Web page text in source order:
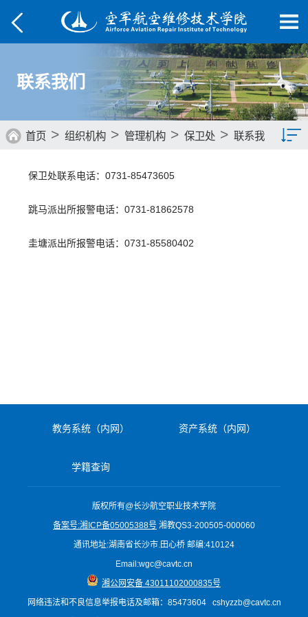
联系我们
首页 > 组织机构 > 管理机构 > 保卫处 > 联系我
教学院部
保卫处联系电话：0731-85473605
跳马派出所报警电话：0731-81862578
圭塘派出所报警电话：0731-85580402
教务系统（内网） 资产系统（内网）
学籍查询
版权所有@长沙航空职业技术学院
备案号:湘ICP备05005388号 湘教QS3-200505-000060
通讯地址:湖南省长沙市.田心桥 邮编:410124
Email:wgc@cavtc.cn
湘公网安备 43011102000835号
网络违法和不良信息举报电话及邮箱：85473604 cshyzzb@cavtc.cn